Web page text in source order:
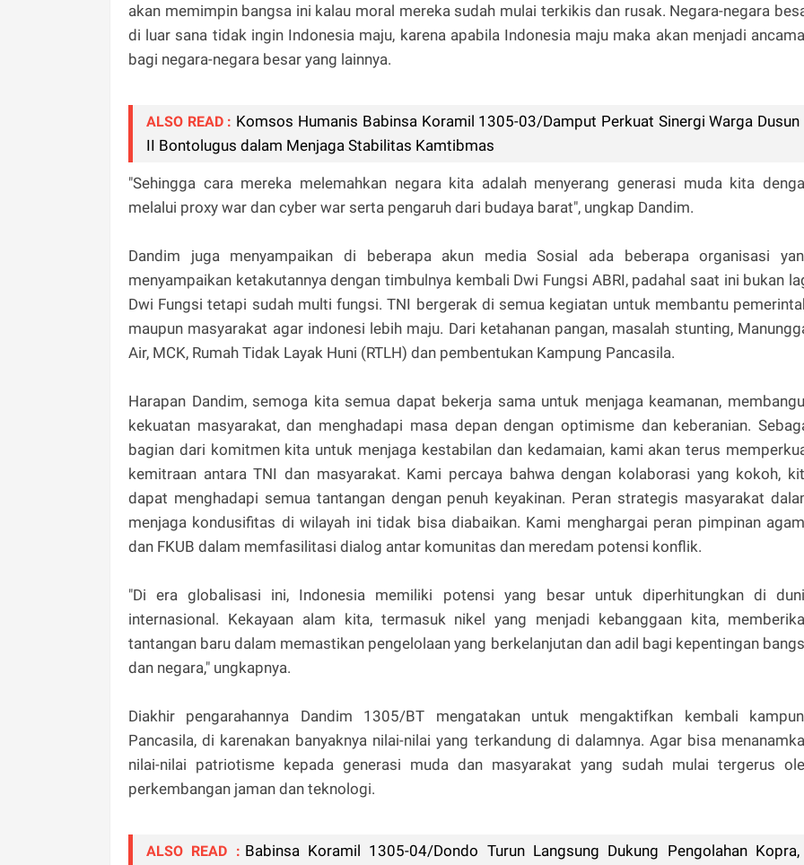
akan memimpin bangsa ini kalau moral mereka sudah mulai terkikis dan rusak. Negara-negara
di luar sana tidak ingin Indonesia maju, karena apabila Indonesia maju maka akan menjadi
bagi negara-negara besar yang lainnya.
ALSO READ : Komsos Humanis Babinsa Koramil 1305-03/Damput Perkuat Sinergi Warga Dusun
II Bontolugus dalam Menjaga Stabilitas Kamtibmas
"Sehingga cara mereka melemahkan negara kita adalah menyerang generasi muda kita
melalui proxy war dan cyber war serta pengaruh dari budaya barat", ungkap Dandim.
Dandim juga menyampaikan di beberapa akun media Sosial ada beberapa organisasi
menyampaikan ketakutannya dengan timbulnya kembali Dwi Fungsi ABRI, padahal saat ini bukan
Dwi Fungsi tetapi sudah multi fungsi. TNI bergerak di semua kegiatan untuk membantu
maupun masyarakat agar indonesi lebih maju. Dari ketahanan pangan, masalah stunting,
Air, MCK, Rumah Tidak Layak Huni (RTLH) dan pembentukan Kampung Pancasila.
Harapan Dandim, semoga kita semua dapat bekerja sama untuk menjaga keamanan,
kekuatan masyarakat, dan menghadapi masa depan dengan optimisme dan keberanian.
bagian dari komitmen kita untuk menjaga kestabilan dan kedamaian, kami akan terus
kemitraan antara TNI dan masyarakat. Kami percaya bahwa dengan kolaborasi yang kokoh,
dapat menghadapi semua tantangan dengan penuh keyakinan. Peran strategis masyarakat
menjaga kondusifitas di wilayah ini tidak bisa diabaikan. Kami menghargai peran pimpinan
dan FKUB dalam memfasilitasi dialog antar komunitas dan meredam potensi konflik.
"Di era globalisasi ini, Indonesia memiliki potensi yang besar untuk diperhitungkan di
internasional. Kekayaan alam kita, termasuk nikel yang menjadi kebanggaan kita,
tantangan baru dalam memastikan pengelolaan yang berkelanjutan dan adil bagi kepentingan
dan negara," ungkapnya.
Diakhir pengarahannya Dandim 1305/BT mengatakan untuk mengaktifkan kembali
Pancasila, di karenakan banyaknya nilai-nilai yang terkandung di dalamnya. Agar bisa
nilai-nilai patriotisme kepada generasi muda dan masyarakat yang sudah mulai tergerus
perkembangan jaman dan teknologi.
ALSO READ : Babinsa Koramil 1305-04/Dondo Turun Langsung Dukung Pengolahan Kopra,